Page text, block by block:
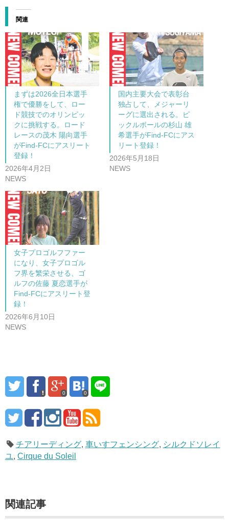
関連
まずは2026全日本選手
権で優勝をして、ロー
ド競技でのオリンピッ
クに挑戦する。ロード
レースの茂木 陽向選手
がFind-FCにアスリート
登録！
2026年4月2日
NEWS
国内主要大会で表彰台
独占して、メジャーリ
ーグに選出される。ピ
ックルボールの杉山 雄
希選手がFind-FCにアス
リート登録！
2026年5月18日
NEWS
女子プロゴルフファー
になり、女子プロゴル
フ界を繁栄させる、ゴ
ルフの佐藤 夏恋選手が
Find-FCにアスリート登
録！
2026年6月10日
NEWS
0 0
チアリーディング, 車いすフェンシング, シルクドソレイ
ユ, Cirque du Soleil
関連記事